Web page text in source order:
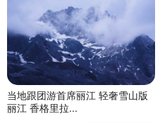
当地跟团游首席丽江 轻奢雪山版
丽江 香格里拉...